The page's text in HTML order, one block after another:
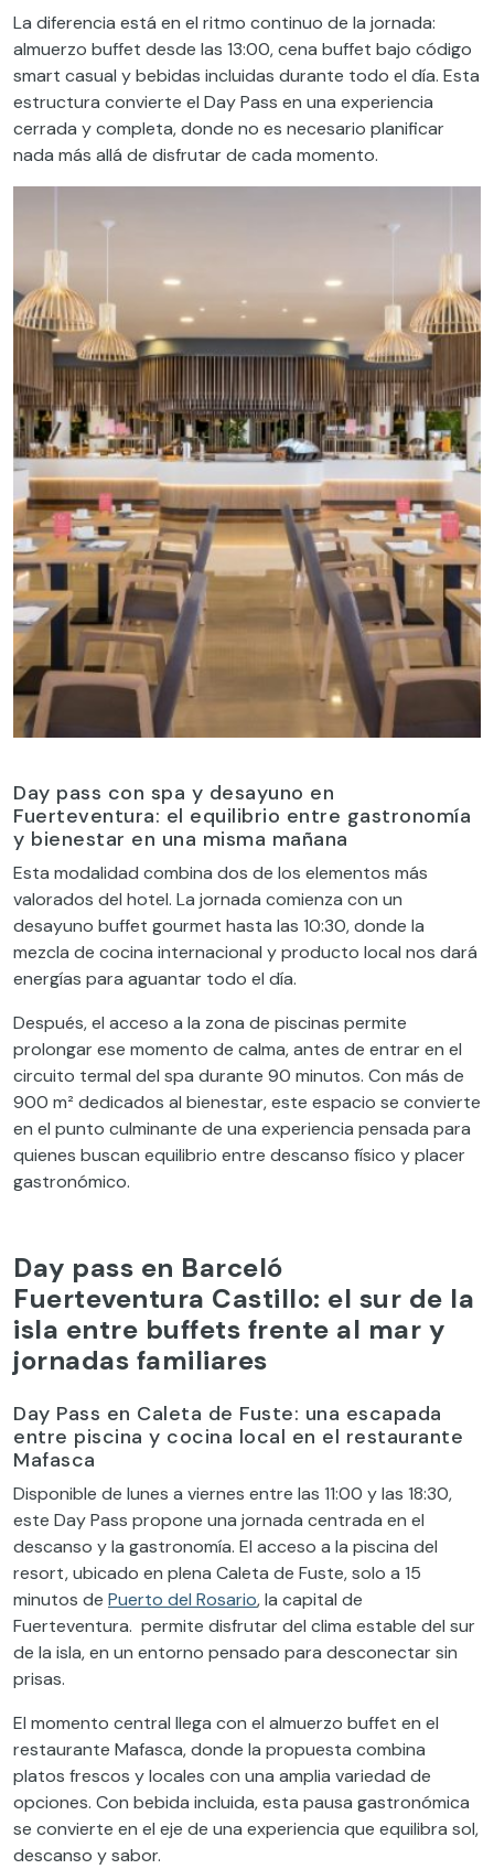
La diferencia está en el ritmo continuo de la jornada:
almuerzo buffet desde las 13:00, cena buffet bajo código
smart casual y bebidas incluidas durante todo el día. Esta
estructura convierte el Day Pass en una experiencia
cerrada y completa, donde no es necesario planificar
nada más allá de disfrutar de cada momento.
Day pass con spa y desayuno en
Fuerteventura: el equilibrio entre gastronomía
y bienestar en una misma mañana
Esta modalidad combina dos de los elementos más
valorados del hotel. La jornada comienza con un
desayuno buffet gourmet hasta las 10:30, donde la
mezcla de cocina internacional y producto local nos dará
energías para aguantar todo el día.
Después, el acceso a la zona de piscinas permite
prolongar ese momento de calma, antes de entrar en el
circuito termal del spa durante 90 minutos. Con más de
900 m² dedicados al bienestar, este espacio se convierte
en el punto culminante de una experiencia pensada para
quienes buscan equilibrio entre descanso físico y placer
gastronómico.
Day pass en Barceló
Fuerteventura Castillo: el sur de la
isla entre buffets frente al mar y
jornadas familiares
Day Pass en Caleta de Fuste: una escapada
entre piscina y cocina local en el restaurante
Mafasca
Disponible de lunes a viernes entre las 11:00 y las 18:30,
este Day Pass propone una jornada centrada en el
descanso y la gastronomía. El acceso a la piscina del
resort, ubicado en plena Caleta de Fuste, solo a 15
minutos de Puerto del Rosario, la capital de
Fuerteventura. permite disfrutar del clima estable del sur
de la isla, en un entorno pensado para desconectar sin
prisas.
El momento central llega con el almuerzo buffet en el
restaurante Mafasca, donde la propuesta combina
platos frescos y locales con una amplia variedad de
opciones. Con bebida incluida, esta pausa gastronómica
se convierte en el eje de una experiencia que equilibra sol,
descanso y sabor.